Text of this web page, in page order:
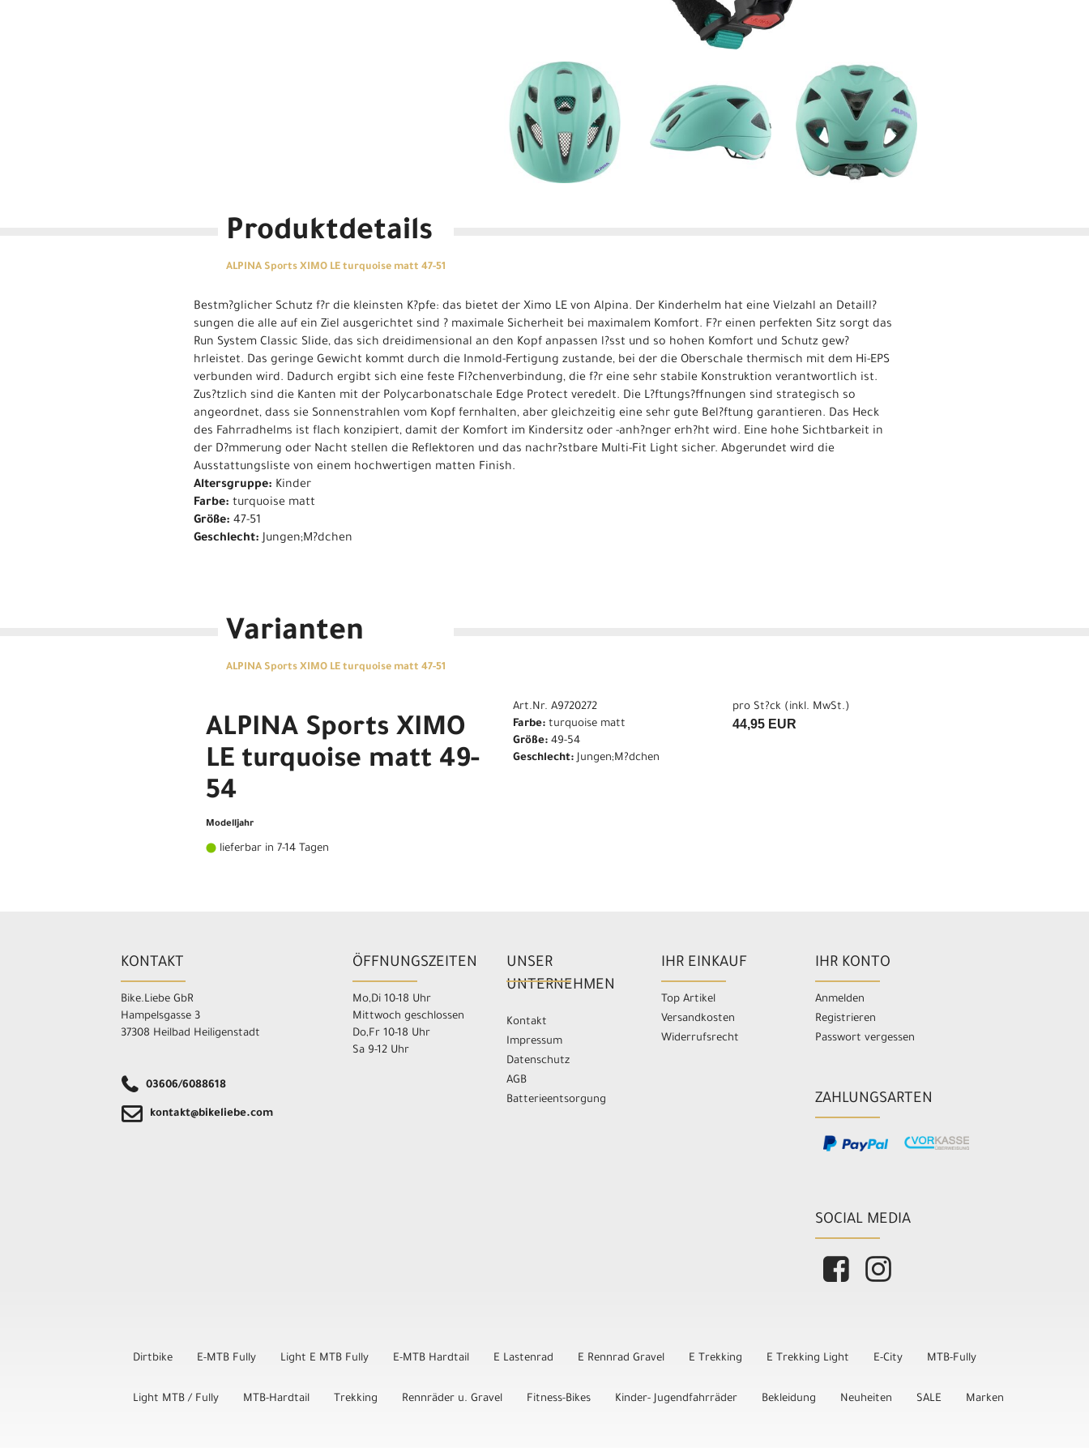
Produktdetails
ALPINA Sports XIMO LE turquoise matt 47-51
Bestm?glicher Schutz f?r die kleinsten K?pfe: das bietet der Ximo LE von Alpina. Der Kinderhelm hat eine Vielzahl an Detaill?
sungen die alle auf ein Ziel ausgerichtet sind ? maximale Sicherheit bei maximalem Komfort. F?r einen perfekten Sitz sorgt das
Run System Classic Slide, das sich dreidimensional an den Kopf anpassen l?sst und so hohen Komfort und Schutz gew?
hrleistet. Das geringe Gewicht kommt durch die Inmold-Fertigung zustande, bei der die Oberschale thermisch mit dem Hi-EPS
verbunden wird. Dadurch ergibt sich eine feste Fl?chenverbindung, die f?r eine sehr stabile Konstruktion verantwortlich ist.
Zus?tzlich sind die Kanten mit der Polycarbonatschale Edge Protect veredelt. Die L?ftungs?ffnungen sind strategisch so
angeordnet, dass sie Sonnenstrahlen vom Kopf fernhalten, aber gleichzeitig eine sehr gute Bel?ftung garantieren. Das Heck
des Fahrradhelms ist flach konzipiert, damit der Komfort im Kindersitz oder -anh?nger erh?ht wird. Eine hohe Sichtbarkeit in
der D?mmerung oder Nacht stellen die Reflektoren und das nachr?stbare Multi-Fit Light sicher. Abgerundet wird die
Ausstattungsliste von einem hochwertigen matten Finish.
Altersgruppe: Kinder
Farbe: turquoise matt
Größe: 47-51
Geschlecht: Jungen;M?dchen
Varianten
ALPINA Sports XIMO LE turquoise matt 47-51
ALPINA Sports XIMO
LE turquoise matt 49-
54
Modelljahr
lieferbar in 7-14 Tagen
Art.Nr. A9720272
Farbe:turquoise matt
Größe:49-54
Geschlecht:Jungen;M?dchen
pro St?ck (inkl. MwSt.)
44,95 EUR
KONTAKT
Bike.Liebe GbR
Hampelsgasse 3
37308 Heilbad Heiligenstadt
03606/6088618
kontakt@bikeliebe.com
ÖFFNUNGSZEITEN
Mo,Di 10-18 Uhr
Mittwoch geschlossen
Do,Fr 10-18 Uhr
Sa 9-12 Uhr
UNSER
UNTERNEHMEN
Kontakt
Impressum
Datenschutz
AGB
Batterieentsorgung
IHR EINKAUF
Top Artikel
Versandkosten
Widerrufsrecht
IHR KONTO
Anmelden
Registrieren
Passwort vergessen
ZAHLUNGSARTEN
SOCIAL MEDIA
Dirtbike E-MTB Fully Light E MTB Fully E-MTB Hardtail E Lastenrad E Rennrad Gravel E Trekking E Trekking Light E-City MTB-Fully
Light MTB / Fully MTB-Hardtail Trekking Rennräder u. Gravel Fitness-Bikes Kinder- Jugendfahrräder Bekleidung Neuheiten SALE Marken